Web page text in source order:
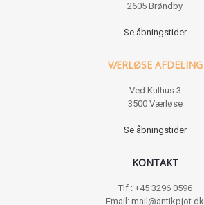
2605 Brøndby
Se åbningstider
VÆRLØSE AFDELING
Ved Kulhus 3
3500 Værløse
Se åbningstider
KONTAKT
Tlf : +45 3296 0596
Email: mail@antikpjot.dk